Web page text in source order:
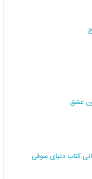
عشق
کتاب دنیای سوفی